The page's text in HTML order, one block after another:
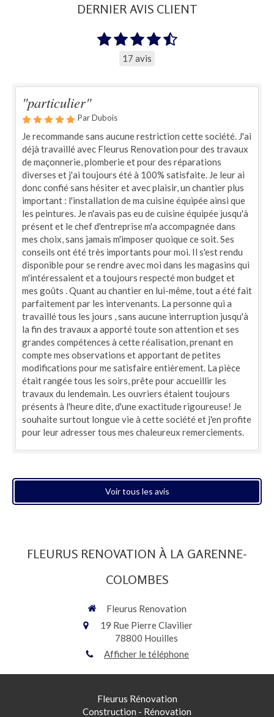
DERNIER AVIS CLIENT
17 avis
"particulier"
Par Dubois
Je recommande sans aucune restriction cette société. J'ai
déjà travaillé avec Fleurus Renovation pour des travaux
de maçonnerie, plomberie et pour des réparations
diverses et j'ai toujours été à 100% satisfaite. Je leur ai
donc confié sans hésiter et avec plaisir, un chantier plus
important : l'installation de ma cuisine équipée ainsi que
les peintures. Je n'avais pas eu de cuisine équipée jusqu'à
présent et le chef d'entreprise m'a accompagnée dans
mes choix, sans jamais m'imposer quoique ce soit. Ses
conseils ont été très importants pour moi. Il s'est rendu
disponible pour se rendre avec moi dans les magasins qui
m'intéressaient et a toujours respecté mon budget et
mes goûts . Quant au chantier en lui-même, tout a été fait
parfaitement par les intervenants. La personne qui a
travaillé tous les jours , sans aucune interruption jusqu'à
la fin des travaux a apporté toute son attention et ses
grandes compétences à cette réalisation, prenant en
compte mes observations et apportant de petites
modifications pour me satisfaire entièrement. La pièce
était rangée tous les soirs, prête pour accueillir les
travaux du lendemain. Les ouvriers étaient toujours
présents à l'heure dite, d'une exactitude rigoureuse! Je
souhaite surtout longue vie à cette société et j'en profite
pour leur adresser tous mes chaleureux remerciements.
Voir tous les avis
FLEURUS RENOVATION À LA GARENNE-
COLOMBES
Fleurus Renovation
19 Rue Pierre Clavilier
78800 Houilles
Afficher le téléphone
Fleurus Rénovation
Construction - Rénovation